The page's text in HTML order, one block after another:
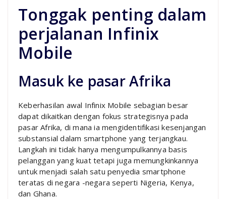
Tonggak penting dalam
perjalanan Infinix
Mobile
Masuk ke pasar Afrika
Keberhasilan awal Infinix Mobile sebagian besar
dapat dikaitkan dengan fokus strategisnya pada
pasar Afrika, di mana ia mengidentifikasi kesenjangan
substansial dalam smartphone yang terjangkau.
Langkah ini tidak hanya mengumpulkannya basis
pelanggan yang kuat tetapi juga memungkinkannya
untuk menjadi salah satu penyedia smartphone
teratas di negara -negara seperti Nigeria, Kenya,
dan Ghana.